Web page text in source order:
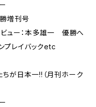
増刊号
ュー：本多雄一 優勝へ
レイバックetc
が日本一!!（月刊ホーク